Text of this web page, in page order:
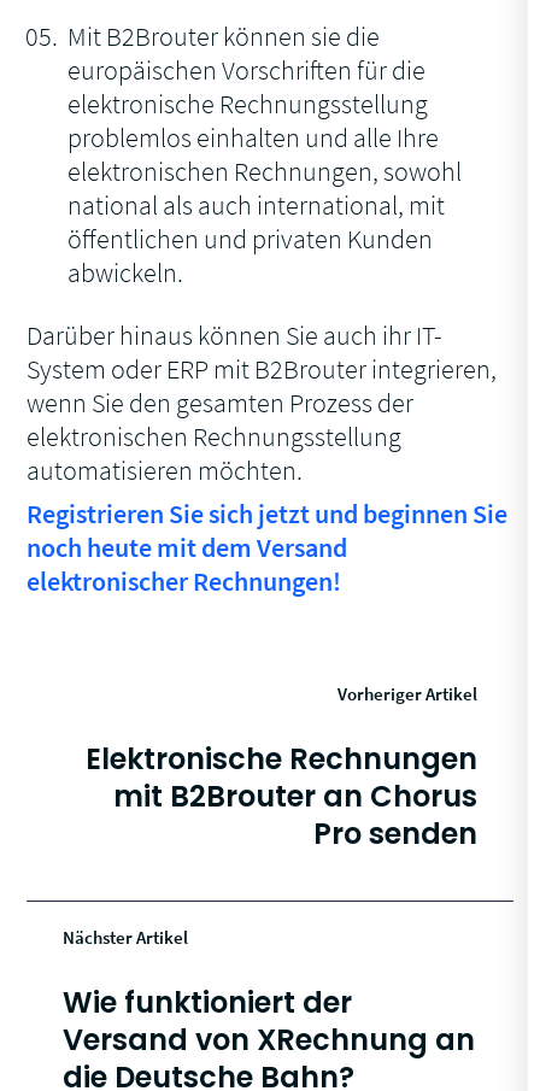
Mit B2Brouter können sie die
europäischen Vorschriften für die
elektronische Rechnungsstellung
problemlos einhalten und alle Ihre
elektronischen Rechnungen, sowohl
national als auch international, mit
öffentlichen und privaten Kunden
abwickeln.
Darüber hinaus können Sie auch ihr IT-
System oder ERP mit B2Brouter integrieren,
wenn Sie den gesamten Prozess der
elektronischen Rechnungsstellung
automatisieren möchten.
Registrieren Sie sich jetzt und beginnen Sie
noch heute mit dem Versand
elektronischer Rechnungen!
Vorheriger Artikel
Elektronische Rechnungen
mit B2Brouter an Chorus
Pro senden
Nächster Artikel
Wie funktioniert der
Versand von XRechnung an
die Deutsche Bahn?